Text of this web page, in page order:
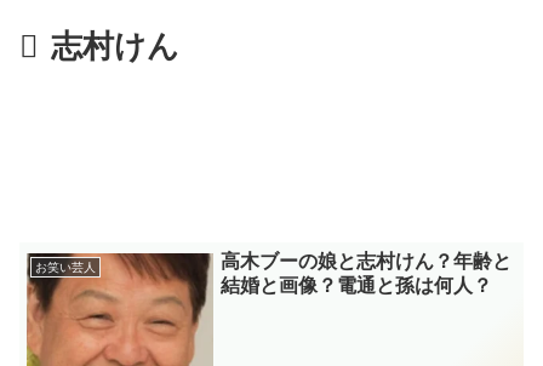
志村けん
お笑い芸人
高木ブーの娘と志村けん？年齢と
結婚と画像？電通と孫は何人？